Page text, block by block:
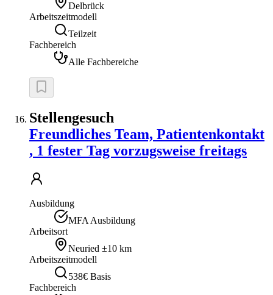
Delbrück
Arbeitszeitmodell
Teilzeit
Fachbereich
Alle Fachbereiche
Stellengesuch
Freundliches Team, Patientenkontakt
, 1 fester Tag vorzugsweise freitags
Ausbildung
MFA Ausbildung
Arbeitsort
Neuried ±10 km
Arbeitszeitmodell
538€ Basis
Fachbereich